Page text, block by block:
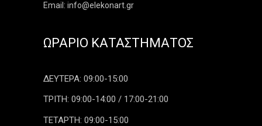
Email: info@elekonart.gr
ΩΡΆΡΙΟ ΚΑΤΑΣΤΉΜΑΤΟΣ
ΔΕΥΤΕΡΑ: 09:00-15:00
ΤΡΙΤΗ: 09:00-14:00 / 17:00-21:00
ΤΕΤΑΡΤΗ: 09:00-15:00